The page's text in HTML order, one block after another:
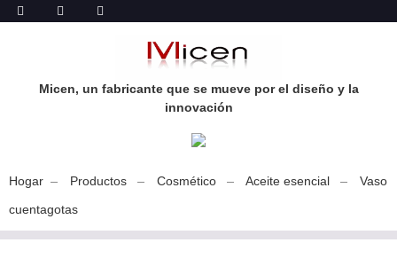
Micen, un fabricante que se mueve por el diseño y la
innovación
Hogar Productos Cosmético Aceite esencial
Vaso
cuentagotas